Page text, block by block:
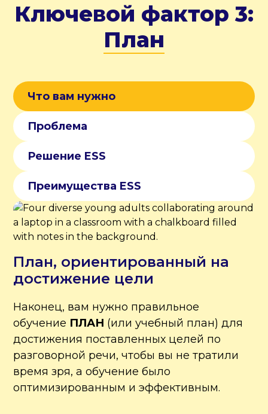
Ключевой фактор 3:
План
Что вам нужно
Проблема
Решение ESS
Преимущества ESS
План, ориентированный на
достижение цели
Наконец, вам нужно правильное
обучение ПЛАН (или учебный план) для
достижения поставленных целей по
разговорной речи, чтобы вы не тратили
время зря, а обучение было
оптимизированным и эффективным.